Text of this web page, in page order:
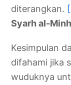
diterangkan.
Syarh al-
Kesimpulan
difahami jika
wuduknya